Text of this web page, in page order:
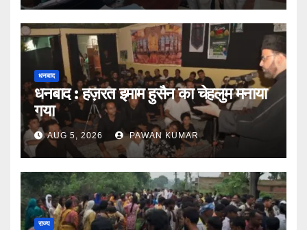
धनबाद
धनबाद : हज़रत इमाम हुसैन का चेहलुम मनाया
गया
AUG 5, 2026 PAWAN KUMAR
राज्य